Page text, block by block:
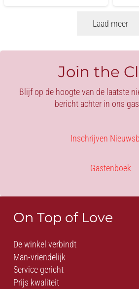
Laad meer
Join the
Blijf op de hoogte van de laatste
bericht achter in ons
Inschrijven
Gastenboek
On Top of Love
De winkel verbindt
Man-vriendelijk
Service gericht
Prijs kwaliteit